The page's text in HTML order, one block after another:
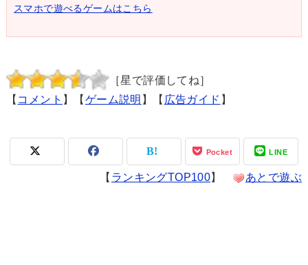
スマホで遊べるゲームはこちら
［星で評価してね］
【 コメント 】【 ゲーム説明 】【 広告ガイド 】
Pocket LINE
【 ランキングTOP100】 あとで遊ぶ